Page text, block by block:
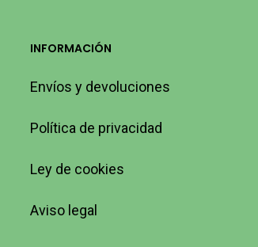
INFORMACIÓN
Envíos y devoluciones
Política de privacidad
Ley de cookies
Aviso legal